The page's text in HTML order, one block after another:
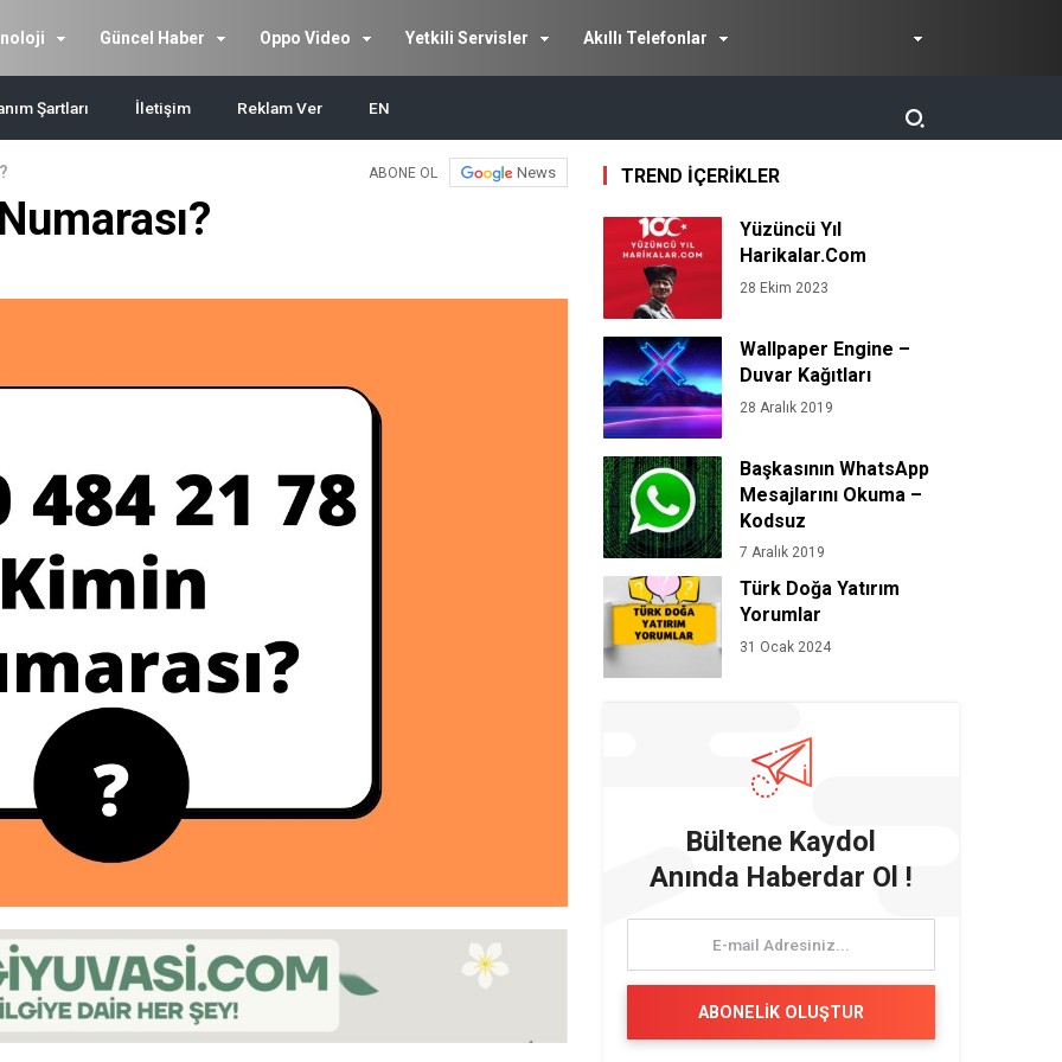
Güncel Haber Oppo Video Yetkili Servisler Akıllı Telefonlar
Şartları İletişim Reklam Ver EN
ABONE OL News TREND İÇERİKLER
Yüzüncü Yıl
Harikalar.Com
28 Ekim 2023
Wallpaper Engine –
Duvar Kağıtları
28 Aralık 2019
Başkasının WhatsApp
Mesajlarını Okuma –
Kodsuz
7 Aralık 2019
Türk Doğa Yatırım
Yorumlar
31 Ocak 2024
Bültene Kaydol
Anında Haberdar Ol !
ABONELİK OLUŞTUR